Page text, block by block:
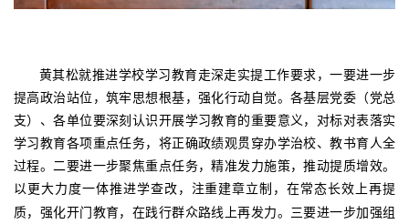
黄其松就推进学校学习教育走深走实提工作要求，一要进一步
提高政治站位，筑牢思想根基，强化行动自觉。各基层党委（党总
支）、各单位要深刻认识开展学习教育的重要意义，对标对表落实
学习教育各项重点任务，将正确政绩观贯穿办学治校、教书育人全
过程。二要进一步聚焦重点任务，精准发力施策，推动提质增效。
以更大力度一体推进学查改，注重建章立制，在常态长效上再提
质，强化开门教育，在践行群众路线上再发力。 三要进一步加强组